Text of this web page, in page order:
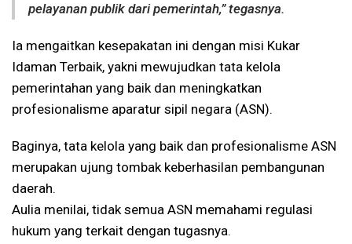
pelayanan publik dari pemerintah,” tegasnya.
Ia mengaitkan kesepakatan ini dengan misi Kukar
Idaman Terbaik, yakni mewujudkan tata kelola
pemerintahan yang baik dan meningkatkan
profesionalisme aparatur sipil negara (ASN).
Baginya, tata kelola yang baik dan profesionalisme ASN
merupakan ujung tombak keberhasilan pembangunan
daerah.
Aulia menilai, tidak semua ASN memahami regulasi
hukum yang terkait dengan tugasnya.